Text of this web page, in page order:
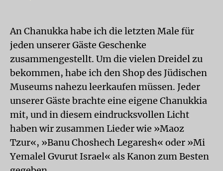
An Chanukka habe ich die letzten Male für
jeden unserer Gäste Geschenke
zusammengestellt. Um die vielen Dreidel zu
bekommen, habe ich den Shop des Jüdischen
Museums nahezu leerkaufen müssen. Jeder
unserer Gäste brachte eine eigene Chanukkia
mit, und in diesem eindrucksvollen Licht
haben wir zusammen Lieder wie »Maoz
Tzur«, »Banu Choshech Legaresh« oder »Mi
Yemalel Gvurut Israel« als Kanon zum Besten